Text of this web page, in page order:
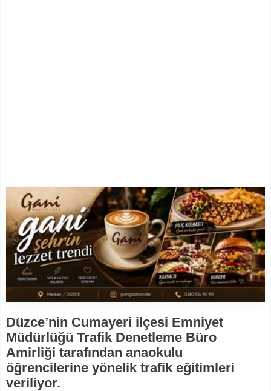
Düzce’nin Cumayeri ilçesi Emniyet
Müdürlüğü Trafik Denetleme Büro
Amirliği tarafından anaokulu
öğrencilerine yönelik trafik eğitimleri
veriliyor.